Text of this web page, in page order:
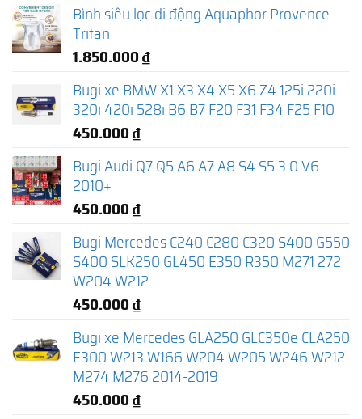
Bình siêu lọc di động Aquaphor Provence
Tritan
1.850.000₫
Bugi xe BMW X1 X3 X4 X5 X6 Z4 125i 220i
320i 420i 528i B6 B7 F20 F31 F34 F25 F10
450.000₫
Bugi Audi Q7 Q5 A6 A7 A8 S4 S5 3.0 V6
2010+
450.000₫
Bugi Mercedes C240 C280 C320 S400 G550
S400 SLK250 GL450 E350 R350 M271 272
W204 W212
450.000₫
Bugi xe Mercedes GLA250 GLC350e CLA250
E300 W213 W166 W204 W205 W246 W212
M274 M276 2014-2019
450.000₫